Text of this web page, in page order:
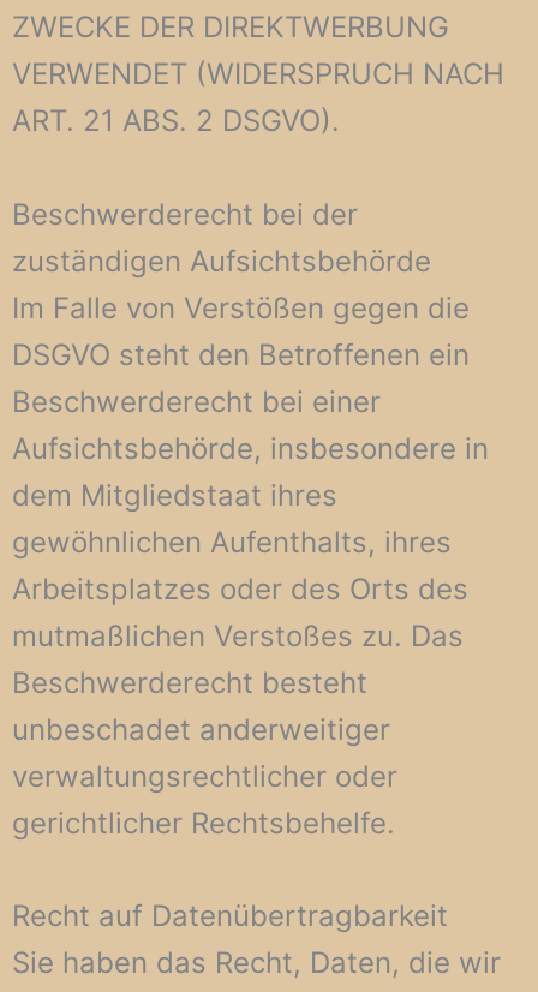
ZWECKE DER DIREKTWERBUNG
VERWENDET (WIDERSPRUCH NACH
ART. 21 ABS. 2 DSGVO).
Beschwerde­recht bei der
zuständigen Aufsichts­behörde
Im Falle von Verstößen gegen die
DSGVO steht den Betroffenen ein
Beschwerderecht bei einer
Aufsichtsbehörde, insbesondere in
dem Mitgliedstaat ihres
gewöhnlichen Aufenthalts, ihres
Arbeitsplatzes oder des Orts des
mutmaßlichen Verstoßes zu. Das
Beschwerderecht besteht
unbeschadet anderweitiger
verwaltungsrechtlicher oder
gerichtlicher Rechtsbehelfe.
Recht auf Daten­übertrag­barkeit
Sie haben das Recht, Daten, die wir